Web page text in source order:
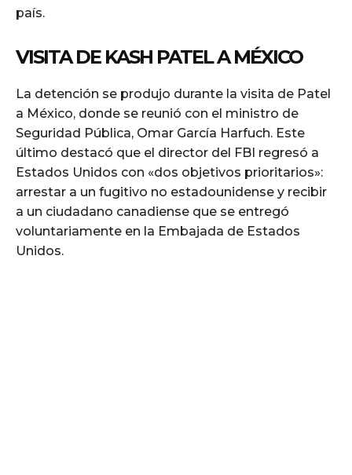
país.
VISITA DE KASH PATEL A MÉXICO
La detención se produjo durante la visita de Patel
a México, donde se reunió con el ministro de
Seguridad Pública, Omar García Harfuch. Este
último destacó que el director del FBI regresó a
Estados Unidos con «dos objetivos prioritarios»:
arrestar a un fugitivo no estadounidense y recibir
a un ciudadano canadiense que se entregó
voluntariamente en la Embajada de Estados
Unidos.